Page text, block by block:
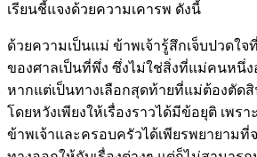
เรียนชี้แจงด้วยความเคารพ ดังนี้
ด้วยความเป็นแม่ ข้าพเจ้ารู้สึกเจ็บปวดใ
ของศาลเป็นที่พึ่ง ซึ่งไม่ใช่สิ่งที่แม่คนหนึ่ง
หากแต่เป็นทางเลือกสุดท้ายที่แม่ต้องตัด
โดยหวังเพียงให้เรื่องราวได้มีข้อยุติ เพร
ข้าพเจ้าและครอบครัวได้เพียรพยายามที่